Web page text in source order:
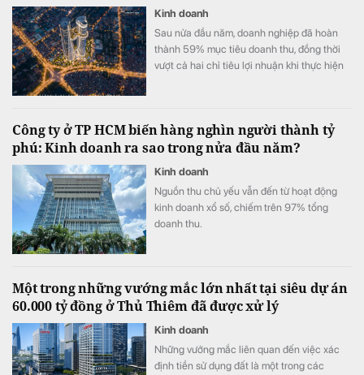
Kinh doanh
Sau nửa đầu năm, doanh nghiệp đã hoàn
thành 59% mục tiêu doanh thu, đồng thời
vượt cả hai chỉ tiêu lợi nhuận khi thực hiện
Công ty ở TP HCM biến hàng nghìn người thành tỷ
phú: Kinh doanh ra sao trong nửa đầu năm?
Kinh doanh
Nguồn thu chủ yếu vẫn đến từ hoạt động
kinh doanh xổ số, chiếm trên 97% tổng
doanh thu.
Một trong những vướng mắc lớn nhất tại siêu dự án
60.000 tỷ đồng ở Thủ Thiêm đã được xử lý
Kinh doanh
Những vướng mắc liên quan đến việc xác
định tiền sử dụng đất là một trong các